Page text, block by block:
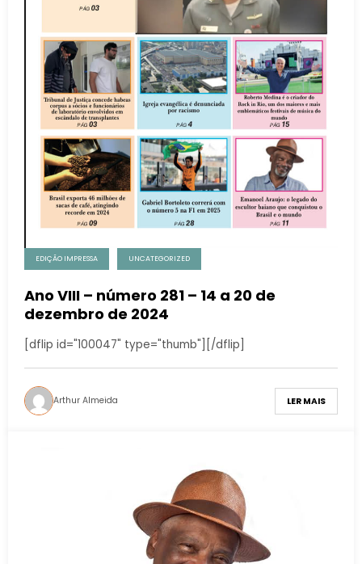
EDIÇÃO IMPRESSA UNCATEGORIZED
Ano VIII – número 281 – 14 a 20 de
dezembro de 2024
[dflip id="100047" type="thumb"][/dflip]
Arthur Almeida LER MAIS